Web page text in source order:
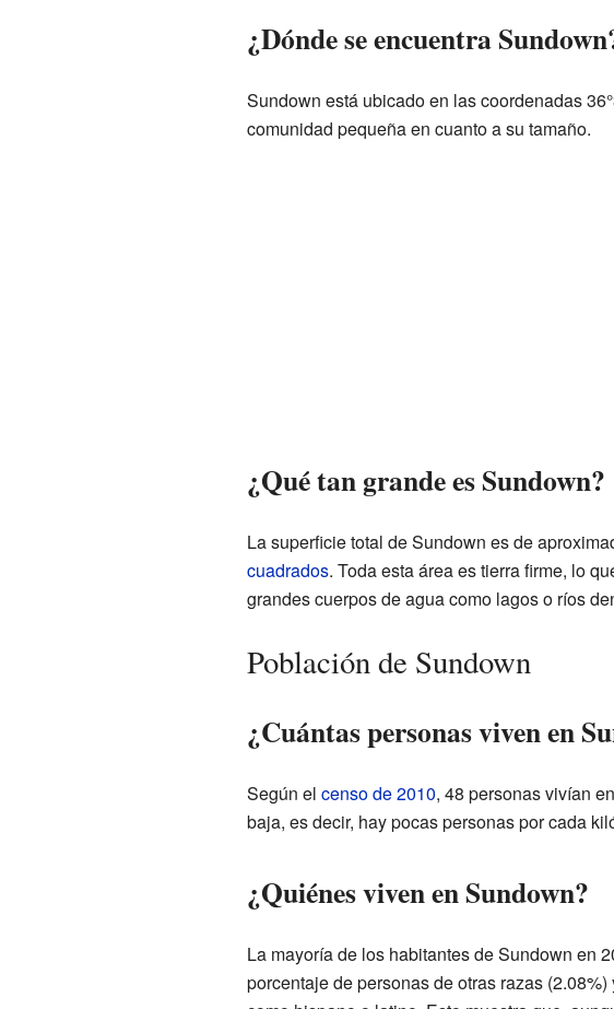
¿Dónde se encuentra
Sundown está ubicado en las coordenadas
comunidad pequeña en cuanto a su tamaño.
¿Qué tan grande es Sundown?
La superficie total de Sundown es de
cuadrados. Toda esta área es tierra firme, lo
grandes cuerpos de agua como lagos o ríos
Población de Sundown
¿Cuántas personas viven en
Según el censo de 2010, 48 personas vivían
baja, es decir, hay pocas personas por cada
¿Quiénes viven en Sundown?
La mayoría de los habitantes de Sundown en
porcentaje de personas de otras razas